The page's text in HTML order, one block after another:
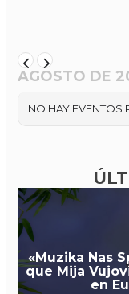
AGOSTO DE
NO HAY EVENTOS
«Muzika Nas
que Mija
en